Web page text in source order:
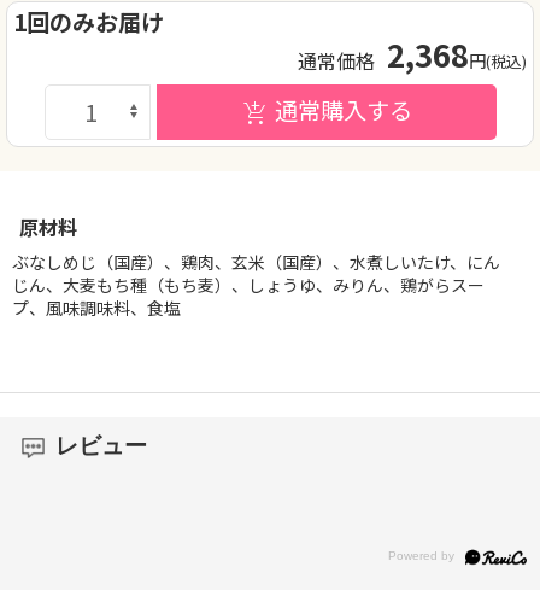
1回のみお届け
通常価格 2,368円(税込)
通常購入する
原材料
ぶなしめじ（国産）、鶏肉、玄米（国産）、水煮しいたけ、にん
じん、大麦もち種（もち麦）、しょうゆ、みりん、鶏がらスー
プ、風味調味料、食塩
レビュー